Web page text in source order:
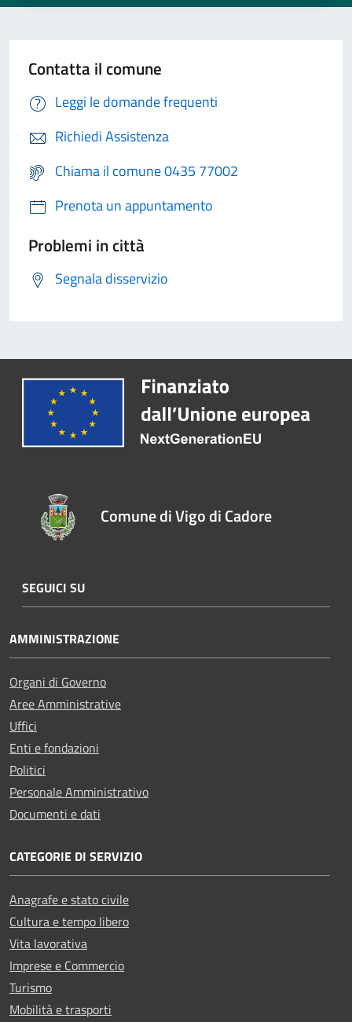
Contatta il comune
Leggi le domande frequenti
Richiedi Assistenza
Chiama il comune 0435 77002
Prenota un appuntamento
Problemi in città
Segnala disservizio
Comune di Vigo di Cadore
SEGUICI SU
AMMINISTRAZIONE
Organi di Governo
Aree Amministrative
Uffici
Enti e fondazioni
Politici
Personale Amministrativo
Documenti e dati
CATEGORIE DI SERVIZIO
Anagrafe e stato civile
Cultura e tempo libero
Vita lavorativa
Imprese e Commercio
Turismo
Mobilità e trasporti